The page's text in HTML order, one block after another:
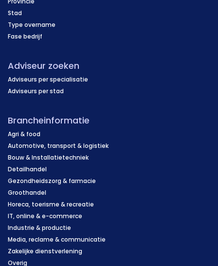
Stad
Type overname
Fase bedrijf
Adviseur zoeken
Adviseurs per specialisatie
Adviseurs per stad
Brancheinformatie
Agri & food
Automotive, transport & logistiek
Bouw & Installatietechniek
Detailhandel
Gezondheidszorg & farmacie
Groothandel
Horeca, toerisme & recreatie
IT, online & e-commerce
Industrie & productie
Media, reclame & communicatie
Zakelijke dienstverlening
Overig